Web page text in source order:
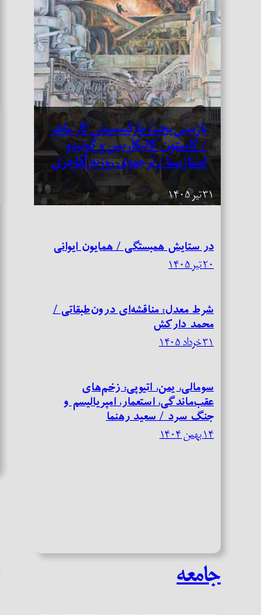
بازبینی بحث مارکسیستی کار ماهر
/ گاستون کالیگاریس و گوئیدو
استارُستا / ترجمه‌ی روزبه آقاجری
۳۱ تیر ۱۴۰۵
در ستایش همبستگی / همایون ایوانی
۲۰ تیر ۱۴۰۵
شرط معدل: مناقشه‌ای درون‌طبقاتی /
محمد دارکش
۳۱ خرداد ۱۴۰۵
سومالی، یمن، اتیوپی: زخم‌های
عقب‌ماندگی، استعمار، امپریالیسم و
جنگ سرد / سعید رهنما
۱۴ بهمن ۱۴۰۴
جامعه